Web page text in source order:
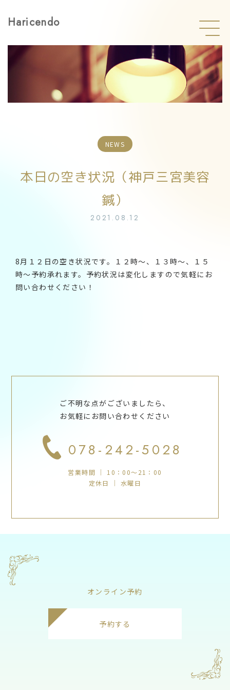
Haricendo
NEWS
本日の空き状況（神戸三宮美容
鍼）
2021.08.12
8月１２日の空き状況です。１２時～、１３時～、１５
時～予約承れます。予約状況は変化しますので気軽にお
問い合わせください！
ご不明な点がございましたら、
お気軽にお問い合わせください
078-242-5028
営業時間 ｜ 10：00～21：00
定休日 ｜ 水曜日
オンライン予約
予約する